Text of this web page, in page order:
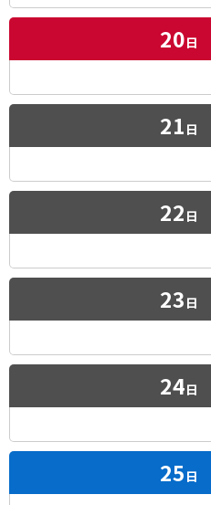
20日
21 日
22 日
23 日
24日
25 日